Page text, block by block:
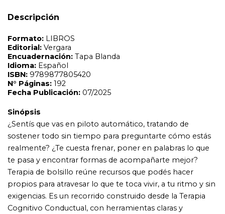
Descripción
te pasa y encontrar formas de acompañarte mejor?
propios para atravesar lo que te toca vivir, a tu ritmo y sin
exigencias. Es un recorrido construido desde la Terapia
Cognitivo Conductual, con herramientas claras y
accesibles para ayudarte a transitar lo que sentís con más
comprensión y menos culpa. Este libro no busca darte
respuestas mágicas, sino invitarte a detenerte,
trabajar la autoexigencia, la culpa y el síndrome del
impostor - Recursos para afrontar la ansiedad, la
rumiación y los pensamientos catastróficos - Claves para
superar el duelo, la depresión y experiencias que muchas
veces se viven en silencio - Propuestas para gestionar la
frustración y frenar la procrastinación - Herramientas
para construir vínculos más saludables y fortalecer tu
bienestar. Cada capítulo es una pausa: un espacio para
mirar hacia adentro, sin juicio, con la posibilidad de
entenderte un poco más y acompañarte mejor. Porque
cuidar tu salud mental también es una forma de